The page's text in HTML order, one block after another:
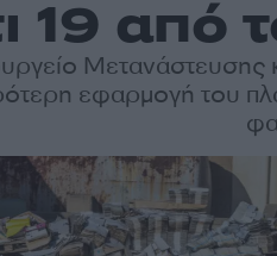
19 από
Μετανάστευσης
εφαρμογή του